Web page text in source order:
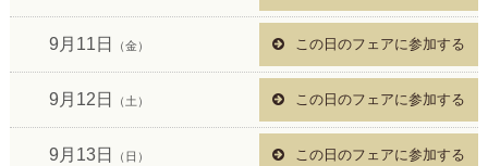
9月11日 （金） この日のフェアに参加する
9月12日 （土） この日のフェアに参加する
9月13日 （日） この日のフェアに参加する